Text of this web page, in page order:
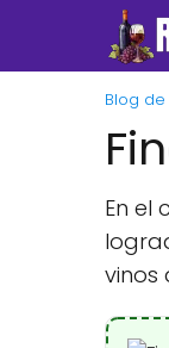
Blog
En el
vinos